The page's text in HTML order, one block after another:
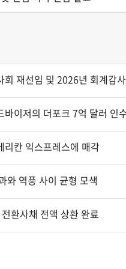
재선임 및 2026년 회계감
이저의 더포크 7억 달러 인
칸 익스프레스에 매각
와 역풍 사이 균형 모색
환사채 전액 상환 완료